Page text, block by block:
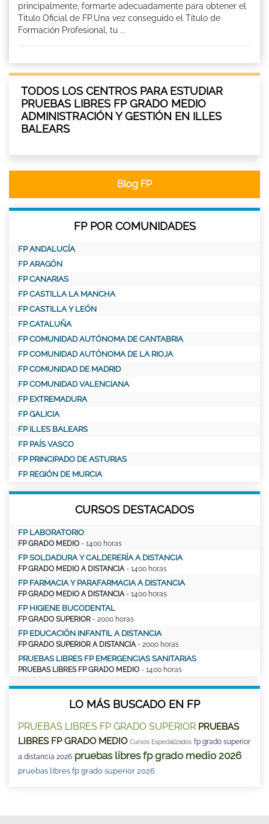
principalmente, formarte adecuadamente para obtener el
Titulo Oficial de FP.Una vez conseguido el Título de
Formación Profesional, tu ...
TODOS LOS CENTROS PARA ESTUDIAR
PRUEBAS LIBRES FP GRADO MEDIO
ADMINISTRACIÓN Y GESTIÓN EN ILLES
BALEARS
Blog FP
FP POR COMUNIDADES
FP ANDALUCÍA
FP ARAGÓN
FP CANARIAS
FP CASTILLA LA MANCHA
FP CASTILLA Y LEÓN
FP CATALUÑA
FP COMUNIDAD AUTÓNOMA DE CANTABRIA
FP COMUNIDAD AUTÓNOMA DE LA RIOJA
FP COMUNIDAD DE MADRID
FP COMUNIDAD VALENCIANA
FP EXTREMADURA
FP GALICIA
FP ILLES BALEARS
FP PAÍS VASCO
FP PRINCIPADO DE ASTURIAS
FP REGIÓN DE MURCIA
CURSOS DESTACADOS
FP LABORATORIO
FP GRADO MEDIO - 1400 horas
FP SOLDADURA Y CALDERERÍA A DISTANCIA
FP GRADO MEDIO A DISTANCIA - 1400 horas
FP FARMACIA Y PARAFARMACIA A DISTANCIA
FP GRADO MEDIO A DISTANCIA - 1400 horas
FP HIGIENE BUCODENTAL
FP GRADO SUPERIOR - 2000 horas
FP EDUCACIÓN INFANTIL A DISTANCIA
FP GRADO SUPERIOR A DISTANCIA - 2000 horas
PRUEBAS LIBRES FP EMERGENCIAS SANITARIAS
PRUEBAS LIBRES FP GRADO MEDIO - 1400 horas
LO MÁS BUSCADO EN FP
PRUEBAS LIBRES FP GRADO SUPERIOR PRUEBAS
LIBRES FP GRADO MEDIO Cursos Especializados fp grado superior
a distancia 2026 pruebas libres fp grado medio 2026
pruebas libres fp grado superior 2026